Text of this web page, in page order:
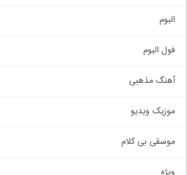
اجتماعی
حماسی
سنتی
اهنگ بندرعباسی
البوم
فول البوم
آهنگ مذهبی
موزیک ویدیو
موسقی بی کلام